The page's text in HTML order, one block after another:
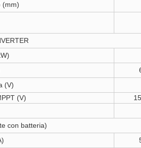
(mm)
(V)
(V)
con batteria)